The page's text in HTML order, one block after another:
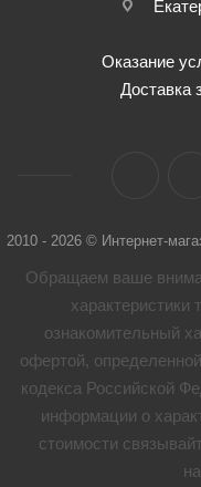
Оказание
Доставка
2010 - 2026 © Интернет-
Обращаем ваше
характеристики
ознакомительный
офертой,
кодекса Российской
информации о
стоимости